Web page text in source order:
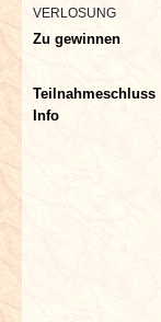
ARCHIV
VERLOSUNG
Zu gewinnen
Teilnahmeschluss
Info